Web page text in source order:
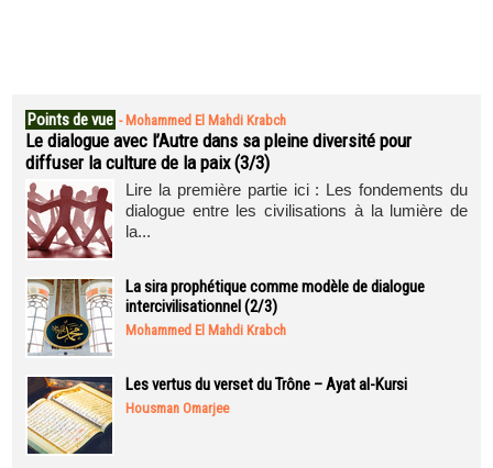
Points de vue - Mohammed El Mahdi Krabch
Le dialogue avec l’Autre dans sa pleine diversité pour
diffuser la culture de la paix (3/3)
Lire la première partie ici : Les fondements du
dialogue entre les civilisations à la lumière de
la...
La sira prophétique comme modèle de dialogue
intercivilisationnel (2/3)
Mohammed El Mahdi Krabch
Les vertus du verset du Trône – Ayat al-Kursi
Housman Omarjee